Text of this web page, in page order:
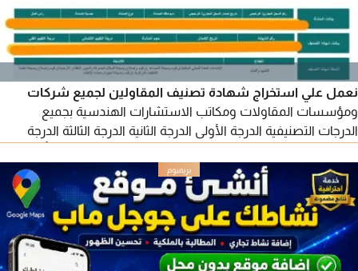
نعمل علي استخراج شهادة تصنيف المقاولين لجميع شركات
ومؤسسات المقاولات ومكاتب الاستشارات الهندسية بجميع
الدرجات التصنيفية الدرجة الأولى الدرجة الثانية الدرجة الثالثة الدرجة
الأسعار خبرة طويلة في المجال وبسابقة أعمال ممتازة بجميع مناطق
المملكة